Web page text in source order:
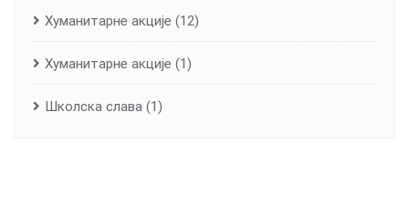
Хуманитарне aкције (12)
Хуманитарне акције (1)
Школска слава (1)